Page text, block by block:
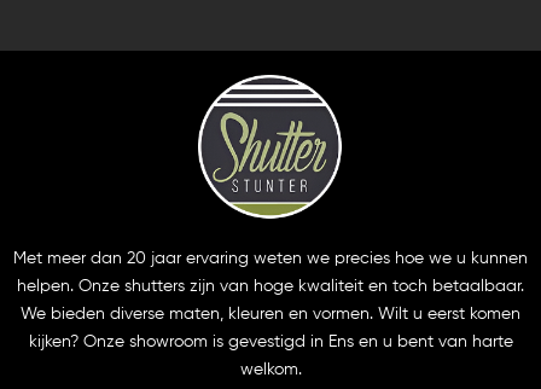
Met meer dan 20 jaar ervaring weten we precies hoe we u kunnen
helpen. Onze shutters zijn van hoge kwaliteit en toch betaalbaar.
We bieden diverse maten, kleuren en vormen. Wilt u eerst komen
kijken? Onze showroom is gevestigd in Ens en u bent van harte
welkom.